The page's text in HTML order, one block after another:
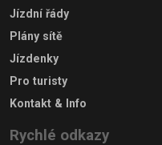
Jízdní řády
Plány sítě
Jízdenky
Pro turisty
Kontakt & Info
Rychlé odkazy